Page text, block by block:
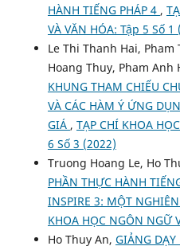
HÀNH TIẾNG PHÁP 4 ,
VÀ VĂN HÓA: Tập 5 Số 1
Le Thi Thanh Hai,
Hoang Thuy, Pham Anh
KHUNG THAM CHIẾU
VÀ CÁC HÀM Ý ỨNG
GIÁ , TẠP CHÍ KHOA
6 Số 3 (2022)
Truong Hoang Le, Ho
PHẦN THỰC HÀNH
INSPIRE 3: MỘT
KHOA HỌC NGÔN NGỮ
Ho Thuy An, GIẢNG DẠY